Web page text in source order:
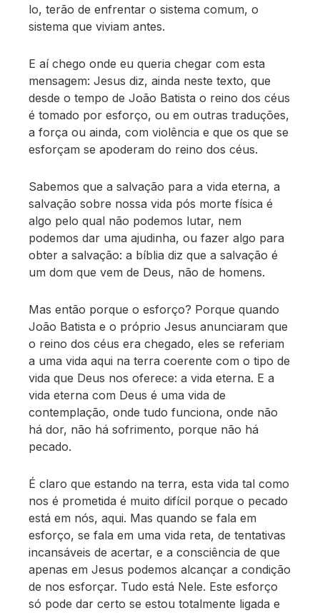
lo, terão de enfrentar o sistema comum, o
sistema que viviam antes.
E aí chego onde eu queria chegar com esta
mensagem: Jesus diz, ainda neste texto, que
desde o tempo de João Batista o reino dos céus
é tomado por esforço, ou em outras traduções,
a força ou ainda, com violência e que os que se
esforçam se apoderam do reino dos céus.
Sabemos que a salvação para a vida eterna, a
salvação sobre nossa vida pós morte física é
algo pelo qual não podemos lutar, nem
podemos dar uma ajudinha, ou fazer algo para
obter a salvação: a bíblia diz que a salvação é
um dom que vem de Deus, não de homens.
Mas então porque o esforço? Porque quando
João Batista e o próprio Jesus anunciaram que
o reino dos céus era chegado, eles se referiam
a uma vida aqui na terra coerente com o tipo de
vida que Deus nos oferece: a vida eterna. E a
vida eterna com Deus é uma vida de
contemplação, onde tudo funciona, onde não
há dor, não há sofrimento, porque não há
pecado.
É claro que estando na terra, esta vida tal como
nos é prometida é muito difícil porque o pecado
está em nós, aqui. Mas quando se fala em
esforço, se fala em uma vida reta, de tentativas
incansáveis de acertar, e a consciência de que
apenas em Jesus podemos alcançar a condição
de nos esforçar. Tudo está Nele. Este esforço
só pode dar certo se estou totalmente ligada e